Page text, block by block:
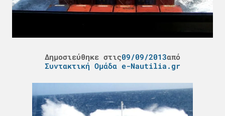
Δημοσιεύθηκε στις09/09/2013από
Συντακτική Ομάδα e-Nautilia.gr